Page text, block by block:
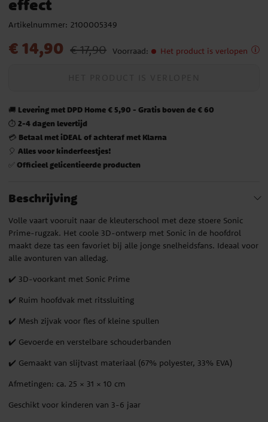
effect
Artikelnummer: 2100005349
Actuele prijs:
€ 14,90 € 17,90 Voorraad: Het product is verlopen
🚚 Levering met DPD Home € 5,90 - Gratis boven de € 60
⏱️ 2-4 dagen levertijd
💳 Betaal met iDEAL of achteraf met Klarna
🎈 Alles voor kinderfeestjes!
✅ Officieel gelicentieerde producten
Beschrijving
Volle vaart vooruit naar de kleuterschool met deze stoere Sonic
Prime-rugzak. Het coole 3D-ontwerp met Sonic in de hoofdrol
maakt deze tas een favoriet bij alle jonge snelheidsfans. Ideaal voor
alle avonturen van alledag.
✔️ 3D-voorkant met Sonic Prime
✔️ Ruim hoofdvak met ritssluiting
✔️ Mesh zijvak voor fles of kleine spullen
✔️ Gevoerde en verstelbare schouderbanden
✔️ Gemaakt van slijtvast materiaal (67% polyester, 33% EVA)
Afmetingen: ca. 25 × 31 × 10 cm
Geschikt voor kinderen van 3-6 jaar